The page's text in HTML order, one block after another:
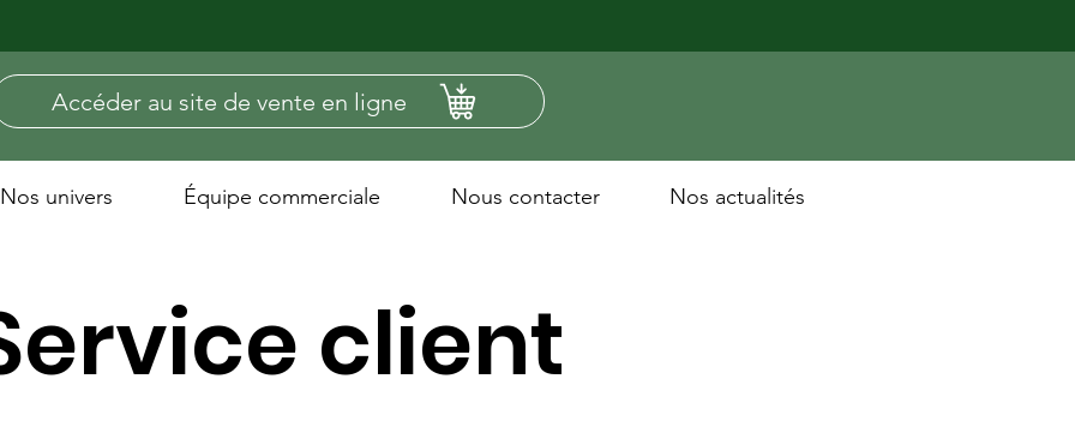
Accéder au site de vente en ligne
Nos univers Équipe commerciale Nous contacter Nos actualités
client